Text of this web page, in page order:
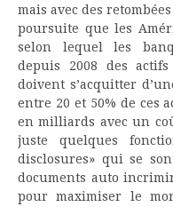
mais avec des
poursuite que les
selon lequel les
depuis 2008 des
doivent s’acquitter
entre 20 et 50% de ces
en milliards avec un
juste quelques
disclosures» qui se
documents auto
pour maximiser le